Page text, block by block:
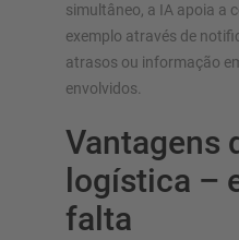
simultâneo, a IA apoia a
exemplo através de
atrasos ou informação
envolvidos.
Vantagens
logística –
falta